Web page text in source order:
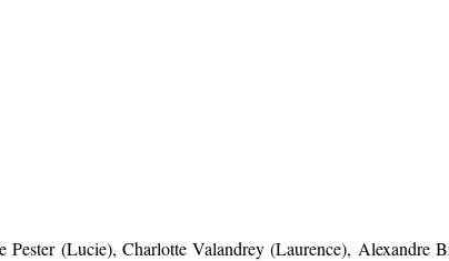
(Lucie), Charlotte Valandrey (Laurence), Alexandre